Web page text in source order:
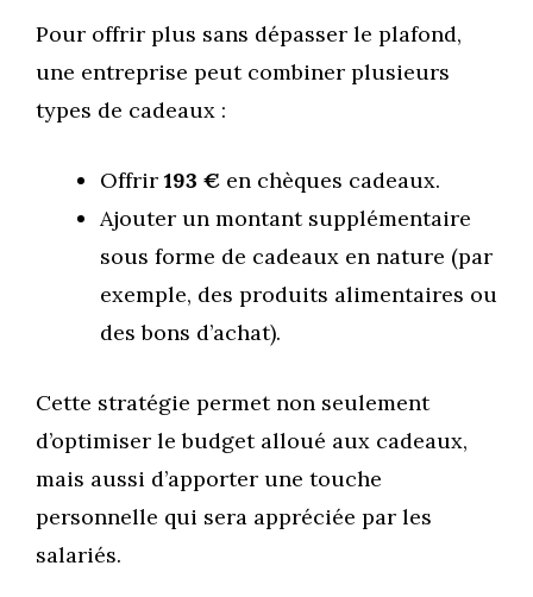
Pour offrir plus sans dépasser le plafond,
une entreprise peut combiner plusieurs
types de cadeaux :
Offrir 193 € en chèques cadeaux.
Ajouter un montant supplémentaire
sous forme de cadeaux en nature (par
exemple, des produits alimentaires ou
des bons d’achat).
Cette stratégie permet non seulement
d’optimiser le budget alloué aux cadeaux,
mais aussi d’apporter une touche
personnelle qui sera appréciée par les
salariés.